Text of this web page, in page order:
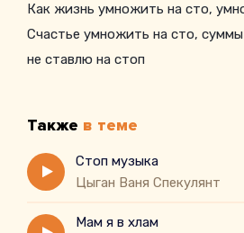
Как жизнь умножить на сто,
Счастье умножить на сто,
не ставлю на стоп
Также в теме
Стоп музыка
Цыган Ваня Спекулянт
Мам я в хлам